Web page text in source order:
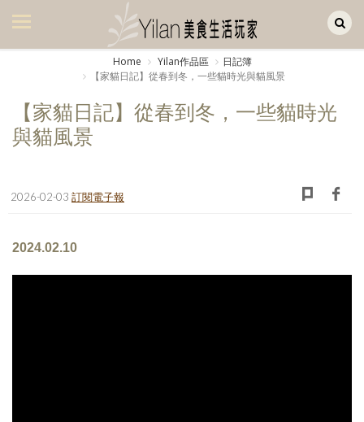
美食集
廚房集
旅遊集
書房集
Home Yilan作品區
日記簿
【家貓日記】從春到冬，一些貓時光與貓風景
【家貓日記】從春到冬，一些貓時光
與貓風景
2026-02-03 訂閱電子報
2024.02.10